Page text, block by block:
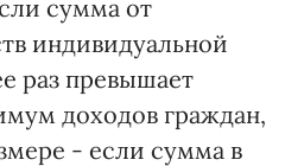
сумма от
индивидуальной
раз превышает
доходов граждан,
- если сумма в